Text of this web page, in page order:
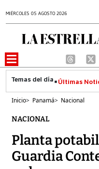
MIÉRCOLES 05 AGOSTO 2026
Últimas
Inicio> Panamá> Nacional
NACIONAL
Planta
Guardia